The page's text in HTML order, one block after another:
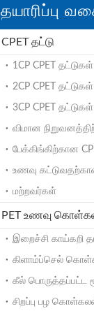
தயாரிப்பு
CPET தட்டு
1CP CPET தட்டுகள்
2CP CPET தட்டுகள்
3CP CPET தட்டுகள்
விமான
பேக்கிங்கிற்கான
உணவு
மற்றவர்கள்
PET உணவு
இறைச்சி காய்கறி
கிளாம்ப்செல்
சிறப்பு பழ